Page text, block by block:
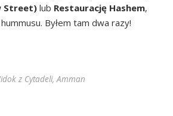
Street) lub Restaurację Hashem,
Byłem tam dwa razy!
z Cytadeli, Amman